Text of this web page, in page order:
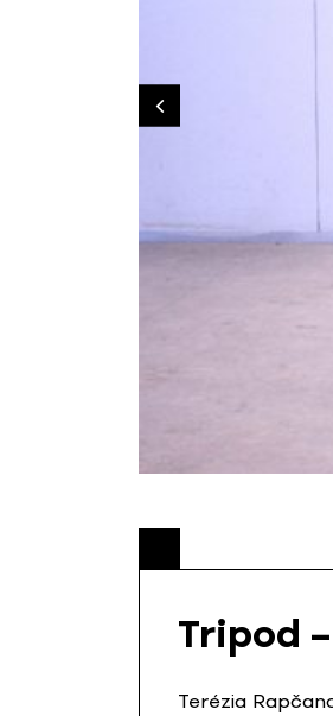
Tripod
Terézia